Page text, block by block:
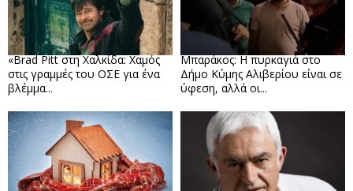
«Brad Pitt στη Χαλκίδα: Χαμός
στις γραμμές του ΟΣΕ για ένα
βλέμμα...
Μπαράκος: Η πυρκαγιά στο
Δήμο Κύμης Αλιβερίου είναι σε
ύφεση, αλλά οι...